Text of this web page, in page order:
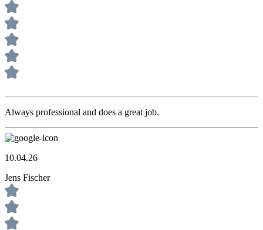
Always professional and does a great job.
10.04.26
Jens Fischer